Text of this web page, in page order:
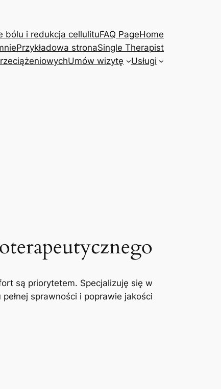
bólu i redukcja cellulituFAQ PageHome
Przykładowa stronaSingle Therapist
Umów wizytę Usługi
są priorytetem. Specjalizuję się w
sprawności i poprawie jakości